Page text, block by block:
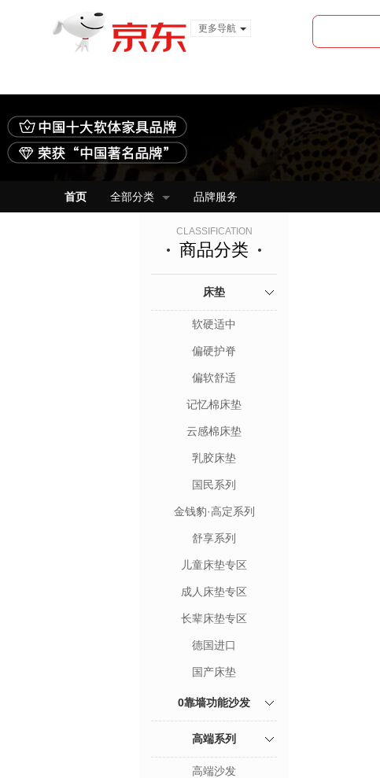
更多导航
首页 全部分类 品牌服务
CLASSIFICATION
商品分类
床垫
软硬适中
偏硬护脊
偏软舒适
记忆棉床垫
云感棉床垫
乳胶床垫
国民系列
金钱豹·高定系列
舒享系列
儿童床垫专区
成人床垫专区
长辈床垫专区
德国进口
国产床垫
0靠墙功能沙发
高端系列
高端沙发